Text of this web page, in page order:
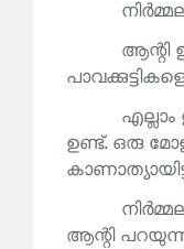
ആന്റി
ഉണ്ട്. ഒരു മോള്
ആന്റി